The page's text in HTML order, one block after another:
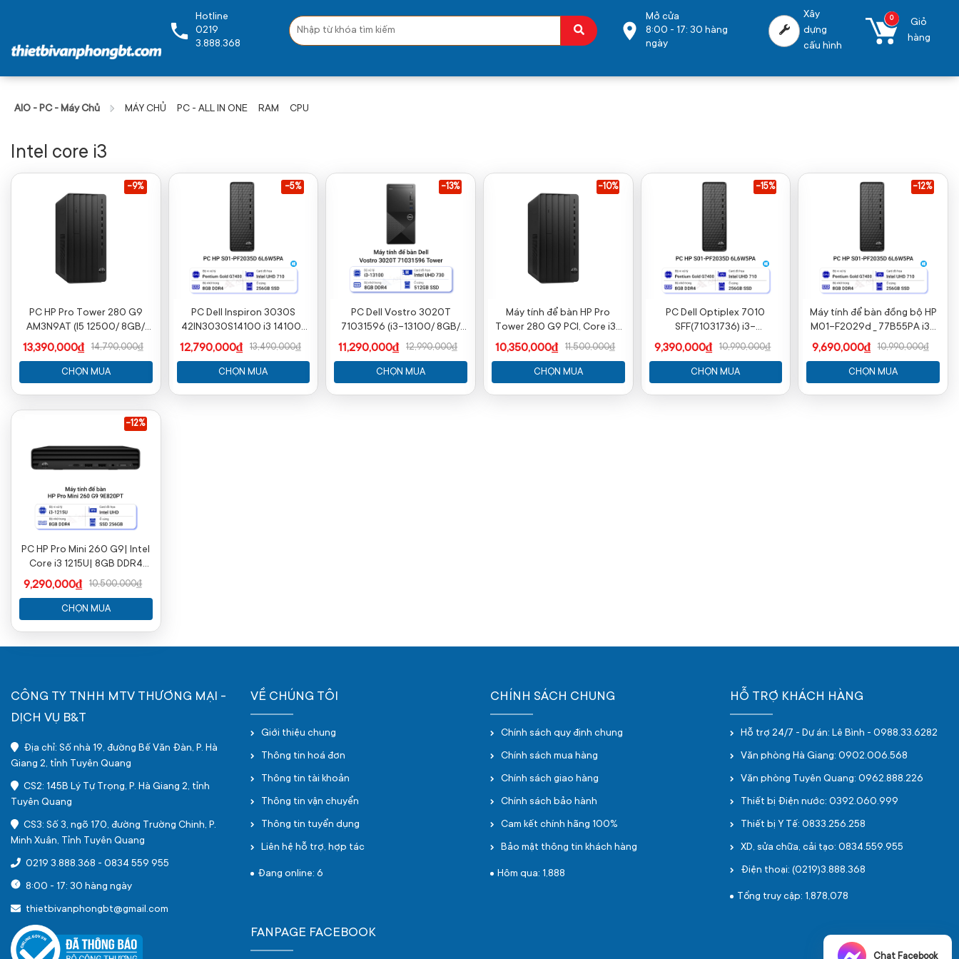
Hotline
0219
3.888.368
Mở cửa
8:00 - 17: 30 hàng
ngày
Xây
dựng
cấu hình
0
Giỏ
hàng
AIO - PC - Máy Chủ MÁY CHỦ PC - ALL IN ONE RAM CPU
Intel core i3
PC HP Pro Tower 280 G9
AM3N9AT (I5 12500/ 8GB/
512GB SSD/ Wifi + BT/ Key/
Mouse/ Win11/ 1Y)
13,390,000₫ 14,790,000₫
-9%
CHỌN MUA
PC Dell Inspiron 3030S
42IN3030S14100 i3 14100|
8GB| 512GB SSD| Wifi + BT|
Key + Mouse| Win11/ 2Y
12,790,000₫ 13,490,000₫
-5%
CHỌN MUA
PC Dell Vostro 3020T
71031596 (i3-13100/ 8GB/
512GB SSD/ Wifi + BT/ Key/
Mouse/ Win11/ 1Y
11,290,000₫ 12,990,000₫
-13%
CHỌN MUA
Máy tính để bàn HP Pro
Tower 280 G9 PCI, Core i3-
13100, 8GB RAM, 256GB SSD,
Intel Graphics, Wlan ac+BT,
Keyboard, Mouse, Win 11
Home 64,1Y WTY_B91LVAT
10,350,000₫ 11,500,000₫
-10%
CHỌN MUA
PC Dell Optiplex 7010
SFF(71031736) i3-
12100/8GB/256GB SSD/No
OS/1YW
9,390,000₫ 10,990,000₫
-15%
CHỌN MUA
Máy tính để bàn đồng bộ HP
M01-F2029d _ 77B55PA i3-
12100/8GB RAM/256GB
SSD/WL+BT/K+M/Win 11
9,690,000₫ 10,990,000₫
-12%
CHỌN MUA
PC HP Pro Mini 260 G9| Intel
Core i3 1215U| 8GB DDR4
3200| SSD 256GB |
9E820PT
9,290,000₫ 10,500,000₫
-12%
CHỌN MUA
CÔNG TY TNHH MTV THƯƠNG MẠI -
DỊCH VỤ B&T
Địa chỉ: Số nhà 19, đường Bế Văn Đàn, P. Hà
Giang 2, tỉnh Tuyên Quang
CS2: 145B Lý Tự Trọng, P. Hà Giang 2, tỉnh
Tuyên Quang
CS3: Số 3, ngõ 170, đường Trường Chinh, P.
Minh Xuân, Tỉnh Tuyên Quang
0219 3.888.368 - 0834 559 955
8:00 - 17: 30 hàng ngày
thietbivanphongbt@gmail.com
VỀ CHÚNG TÔI
Giới thiệu chung
Thông tin hoá đơn
Thông tin tài khoản
Thông tin vận chuyển
Thông tin tuyển dụng
Liên hệ hỗ trợ, hợp tác
Đang online: 6
CHÍNH SÁCH CHUNG
Chính sách quy định chung
Chính sách mua hàng
Chính sách giao hàng
Chính sách bảo hành
Cam kết chính hãng 100%
Bảo mật thông tin khách hàng
Hôm qua: 1,888
HỖ TRỢ KHÁCH HÀNG
Hỗ trợ 24/7 - Dự án: Lê Bình - 0988.33.6282
Văn phòng Hà Giang: 0902.006.568
Văn phòng Tuyên Quang: 0962.888.226
Thiết bị Điện nước: 0392.060.999
Thiết bị Y Tế: 0833.256.258
XD, sửa chữa, cải tạo: 0834.559.955
Điện thoại: (0219)3.888.368
Tổng truy cập: 1,878,078
FANPAGE FACEBOOK
Chat Facebook